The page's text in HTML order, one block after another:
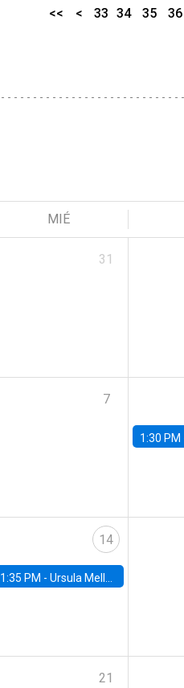
<< < 33 34 35 36
MIÉ
31
7
1:30
14
1:35 PM -Ursula Mello, Insper - Institute of Education and Research
21